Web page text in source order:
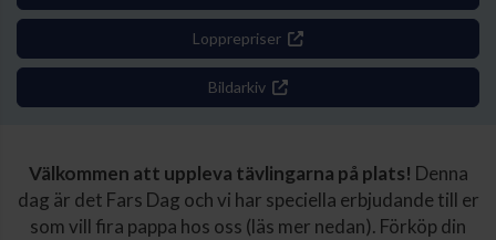
Lopprepriser
Bildarkiv
Välkommen att uppleva tävlingarna på plats! Denna
dag är det Fars Dag och vi har speciella erbjudande till er
som vill fira pappa hos oss (läs mer nedan). Förköp din